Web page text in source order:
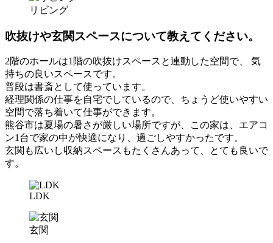
リビング
吹抜けや玄関スペースについて教えてください。
2階のホールは1階の吹抜けスペースと連動した空間で、 気
持ちの良いスペースです。
普段は書斎として使っています。
経理関係の仕事を自宅でしているので、ちょうど使いやすい
空間で落ち着いて仕事ができます。
熊谷市は夏場の暑さが厳しい場所ですが、この家は、エアコ
ン1台で家の中が快適になり、過ごしやすかったです。
玄関も広いし収納スペースもたくさんあって、とても良いで
す。
LDK
玄関